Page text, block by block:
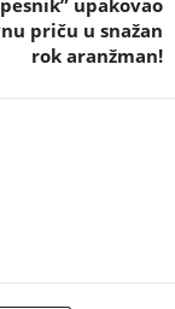
upakovao
priču u snažan
rok aranžman!